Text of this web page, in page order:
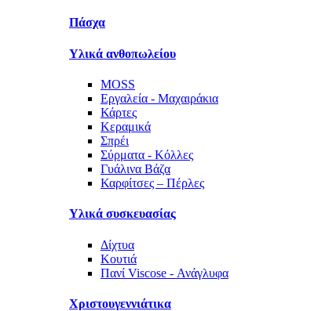
Πάσχα
Υλικά ανθοπωλείου
MOSS
Εργαλεία - Μαχαιράκια
Κάρτες
Κεραμικά
Σπρέι
Σύρματα - Κόλλες
Γυάλινα Βάζα
Καρφίτσες – Πέρλες
Υλικά συσκευασίας
Δίχτυα
Κουτιά
Πανί Viscose - Ανάγλυφα
Χριστουγεννιάτικα